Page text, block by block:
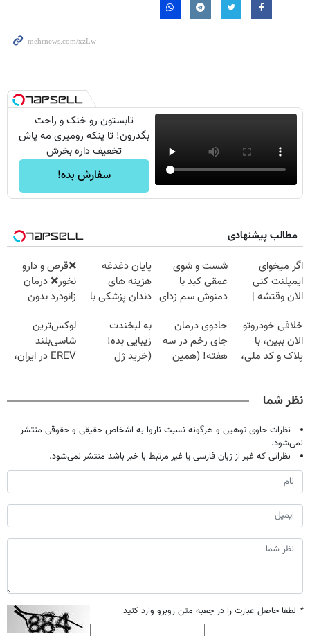
تابستون رو خنک و راحت
بگذرون! تا پنکه رومیزی مه پاش
تخفیف داره بخرش
سفارش بده!
مطالب پیشنهادی
اگر میخوای
ایمپلنت کنی
الان وقتشه |
میلیون تومان!!!
شست و شوی
عمقی کبد با
دمنوش سم زدای
پایان دغدغه
هزینه های
دندان پزشکی با
خانگی
❌قرص‌ و دارو
نخور❌ درمان
زانودرد بدون
خلافی خودروتو
الان ببین، با
پلاک و کد ملی،
جادوی درمان
جای زخم در سه
هفته! (همین
به لبخندت
زیبایی بده!
(خرید ژل
با40%تخفیف)
لوکس‌ترین
شاسی‌بلند
EREV در ایران،
نظر شما
نظرات حاوی توهین و هرگونه نسبت ناروا به اشخاص حقیقی و حقوقی منتشر
نمی‌شود.
نظراتی که غیر از زبان فارسی یا غیر مرتبط با خبر باشد منتشر نمی‌شود.
* لطفا حاصل عبارت را در جعبه متن روبرو وارد کنید